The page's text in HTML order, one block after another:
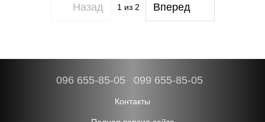
Назад 1из 2 Вперед
096 655-85-05 099 655-85-05
Контакты